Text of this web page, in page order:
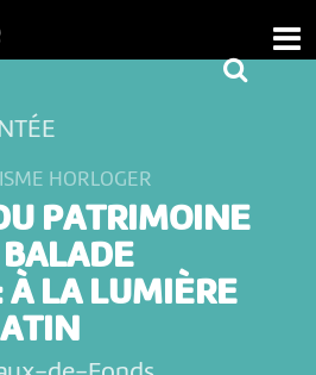
HORLOGER
PATRIMOINE
LA LUMIÈRE